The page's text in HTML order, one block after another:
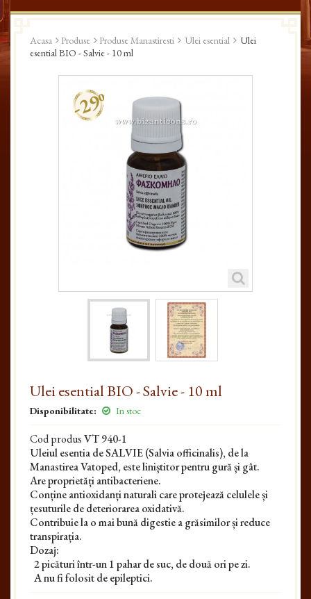
Acasa Produse Produse Manastiresti Ulei esential
Ulei
esential BIO - Salvie - 10 ml
-29%
Ulei esential BIO - Salvie - 10 ml
Disponibilitate: In stoc
Cod produsVT 940-1
Uleiul esentia de SALVIE (Salvia officinalis), de la
Manastirea Vatoped, este liniștitor pentru gură și gât.
Are proprietăți antibacteriene.
Conține antioxidanți naturali care protejează celulele și
țesuturilede deteriorarea oxidativă.
Contribuie la o mai bună digestie a grăsimilor și reduce
transpirația.
Dozaj:
2 picături într-un 1 pahar de suc, de două ori pe zi.
A nu fi folosit de epileptici.